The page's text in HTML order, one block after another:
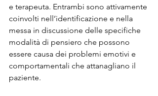
e terapeuta. Entrambi sono attivamente
coinvolti nell’identificazione e nella
messa in discussione delle specifiche
modalità di pensiero che possono
essere causa dei problemi emotivi e
comportamentali che attanagliano il
paziente.